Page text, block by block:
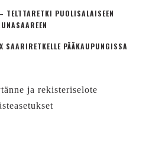
TELTTARETKI PUOLISALAISEEN
PÄÄKAUPUNGISSA
ja rekisteriselote